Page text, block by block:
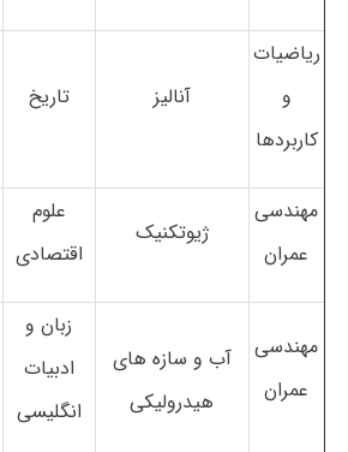
ریاضیات
و
کاربردها
آنالیز تاریخ
مهندسی
عمران
ژیوتکنیک
علوم
اقتصادی
مهندسی
عمران
آب و سازه های
هیدرولیکی
زبان و
ادبیات
انگلیسی